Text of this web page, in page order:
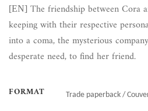
[EN] The friendship between Cora
keeping with their respective
into a coma, the mysterious
desperate need, to find her friend.
FORMAT